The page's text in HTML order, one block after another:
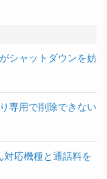
t
シャットダウンを妨
専用で削除できない
応機種と通話料を